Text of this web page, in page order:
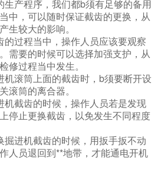
产程序，我们都b须有足够的备用
中，可以随时保证截齿的更换，从
生较大的影响。
过程当中，操作人员应该要观察
需要的时候可以选择加强支护，从
修过程当中发生。
滚筒上面的截齿时，b须要断开设
滚筒的离合器。
机截齿的时候，操作人员若是发现
停止更换截齿，以免发生不同程度
进机截齿的时候，用扳手扳不动
人员退回到**地带，才能通电开机